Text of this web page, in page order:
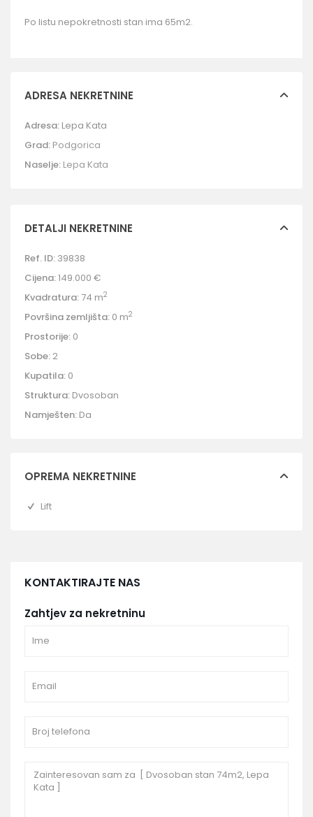
Po listu nepokretnosti stan ima 65m2.
ADRESA NEKRETNINE
Adresa: Lepa Kata
Grad: Podgorica
Naselje: Lepa Kata
DETALJI NEKRETNINE
Ref. ID: 39838
Cijena:149.000 €
Kvadratura: 74 m2
Površina zemljišta: 0 m2
Prostorije: 0
Sobe: 2
Kupatila: 0
Struktura: Dvosoban
Namješten: Da
OPREMA NEKRETNINE
Lift
KONTAKTIRAJTE NAS
Zahtjev za nekretninu